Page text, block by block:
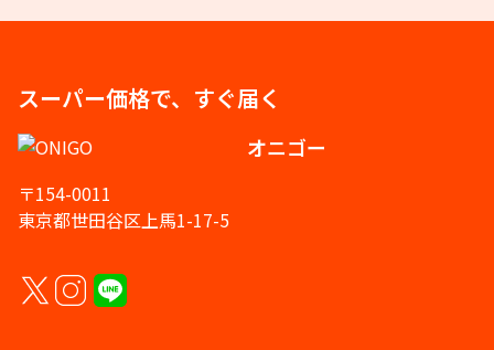
スーパー価格で、すぐ届く
オニゴー
〒154-0011
東京都世田谷区上馬1-17-5